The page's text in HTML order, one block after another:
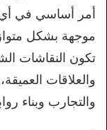
أمر أساسي في أي
موجهة بشكل
تكون النقاشات
والعلاقات
والتجارب وبناء